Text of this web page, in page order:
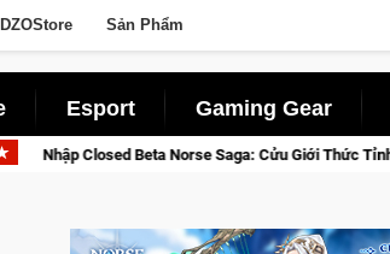
DZOStore Sản Phẩm
Esport Gaming Gear
Giới Thức Tỉnh, Săn DJI Osmo Pocket 3 Ngay Hôm